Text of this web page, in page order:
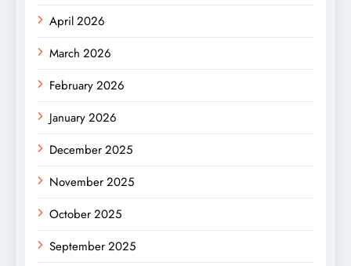
April 2026
March 2026
February 2026
January 2026
December 2025
November 2025
October 2025
September 2025